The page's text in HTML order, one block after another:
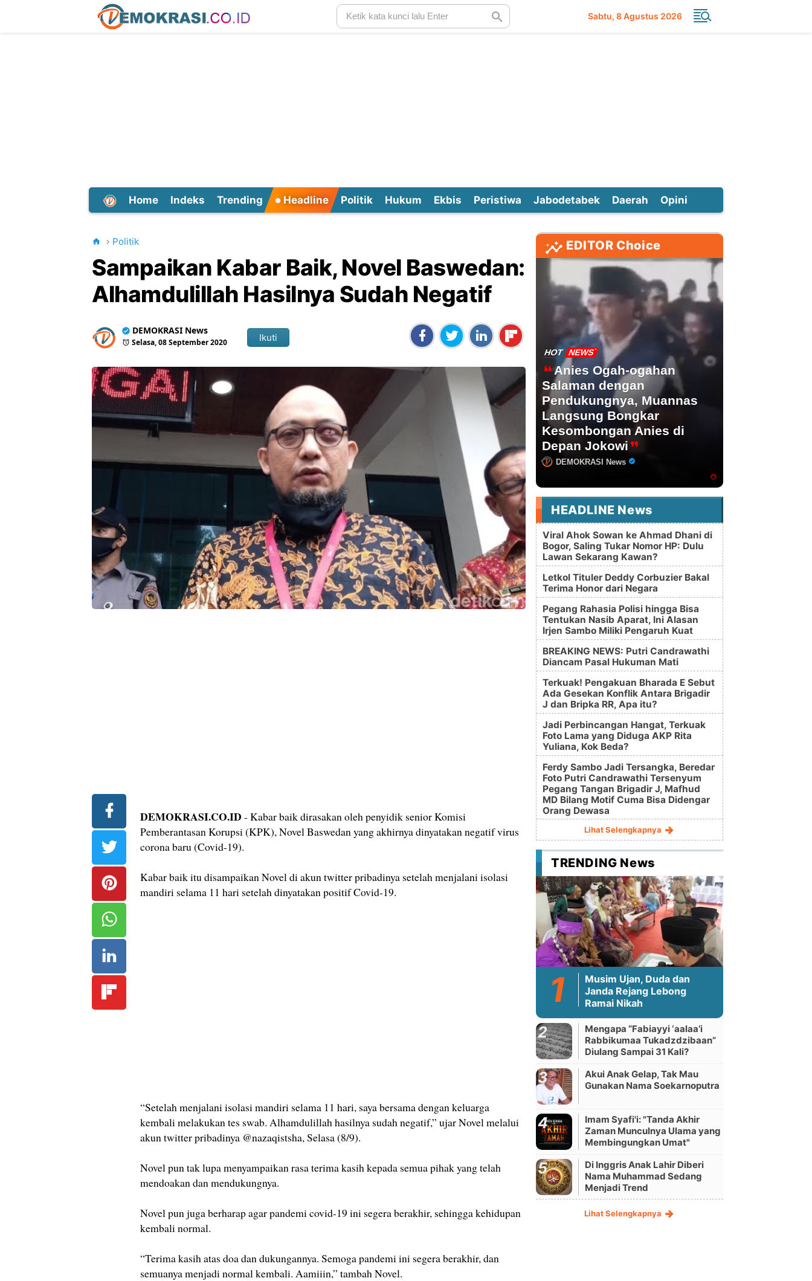
Sabtu 8 Agustus 2026
Home Indeks Trending Headline Politik Hukum Ekbis Peristiwa Jabodetabek Daerah Opini
Politik
Sampaikan Kabar Baik, Novel Baswedan:
Alhamdulillah Hasilnya Sudah Negatif
DEMOKRASI News
Selasa, 08 September 2020 Ikuti
DEMOKRASI.CO.ID - Kabar baik dirasakan oleh penyidik senior Komisi
Pemberantasan Korupsi (KPK), Novel Baswedan yang akhirnya dinyatakan negatif virus
corona baru (Covid-19).
Kabar baik itu disampaikan Novel di akun twitter pribadinya setelah menjalani isolasi
mandiri selama 11 hari setelah dinyatakan positif Covid-19.
“Setelah menjalani isolasi mandiri selama 11 hari, saya bersama dengan keluarga
kembali melakukan tes swab. Alhamdulillah hasilnya sudah negatif,” ujar Novel melalui
akun twitter pribadinya @nazaqistsha, Selasa (8/9).
Novel pun tak lupa menyampaikan rasa terima kasih kepada semua pihak yang telah
mendoakan dan mendukungnya.
Novel pun juga berharap agar pandemi covid-19 ini segera berakhir, sehingga kehidupan
kembali normal.
“Terima kasih atas doa dan dukungannya. Semoga pandemi ini segera berakhir, dan
semuanya menjadi normal kembali. Aamiiin,” tambah Novel.
EDITOR Choice
HOT NEWS
Anies Ogah-ogahan
Salaman dengan
Pendukungnya, Muannas
Langsung Bongkar
Kesombongan Anies di
Depan Jokowi
DEMOKRASI News
HEADLINE News
Viral Ahok Sowan ke Ahmad Dhani di
Bogor, Saling Tukar Nomor HP: Dulu
Lawan Sekarang Kawan?
Letkol Tituler Deddy Corbuzier Bakal
Terima Honor dari Negara
Pegang Rahasia Polisi hingga Bisa
Tentukan Nasib Aparat, Ini Alasan
Irjen Sambo Miliki Pengaruh Kuat
BREAKING NEWS: Putri Candrawathi
Diancam Pasal Hukuman Mati
Terkuak! Pengakuan Bharada E Sebut
Ada Gesekan Konflik Antara Brigadir
J dan Bripka RR, Apa itu?
Jadi Perbincangan Hangat, Terkuak
Foto Lama yang Diduga AKP Rita
Yuliana, Kok Beda?
Ferdy Sambo Jadi Tersangka, Beredar
Foto Putri Candrawathi Tersenyum
Pegang Tangan Brigadir J, Mafhud
MD Bilang Motif Cuma Bisa Didengar
Orang Dewasa
Lihat Selengkapnya
TRENDING News
Musim Ujan, Duda dan
Janda Rejang Lebong
Ramai Nikah
Mengapa “Fabiayyi ‘aalaa’i
Rabbikumaa Tukadzdzibaan”
Diulang Sampai 31 Kali?
Akui Anak Gelap, Tak Mau
Gunakan Nama Soekarnoputra
Imam Syafi'i: "Tanda Akhir
Zaman Munculnya Ulama yang
Membingungkan Umat"
Di Inggris Anak Lahir Diberi
Nama Muhammad Sedang
Menjadi Trend
Lihat Selengkapnya